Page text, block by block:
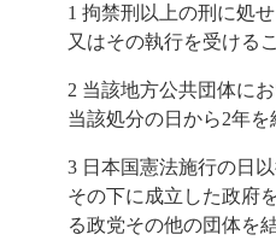
1 拘禁刑以上の刑に処
又はその執行を受ける
2 当該地方公共団体に
当該処分の日から2年を
3 日本国憲法施行の日以
その下に成立した政府
る政党その他の団体を